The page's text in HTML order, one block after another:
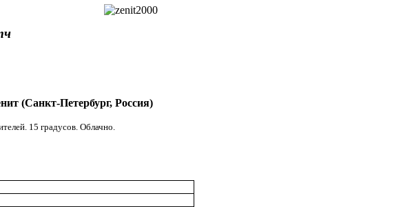
(Санкт-Петербург, Россия)
15 градусов. Облачно.